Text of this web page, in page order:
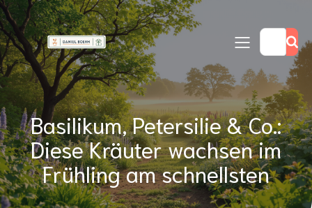
Basilikum, Petersilie & Co.:
Diese Kräuter wachsen im
Frühling am schnellsten